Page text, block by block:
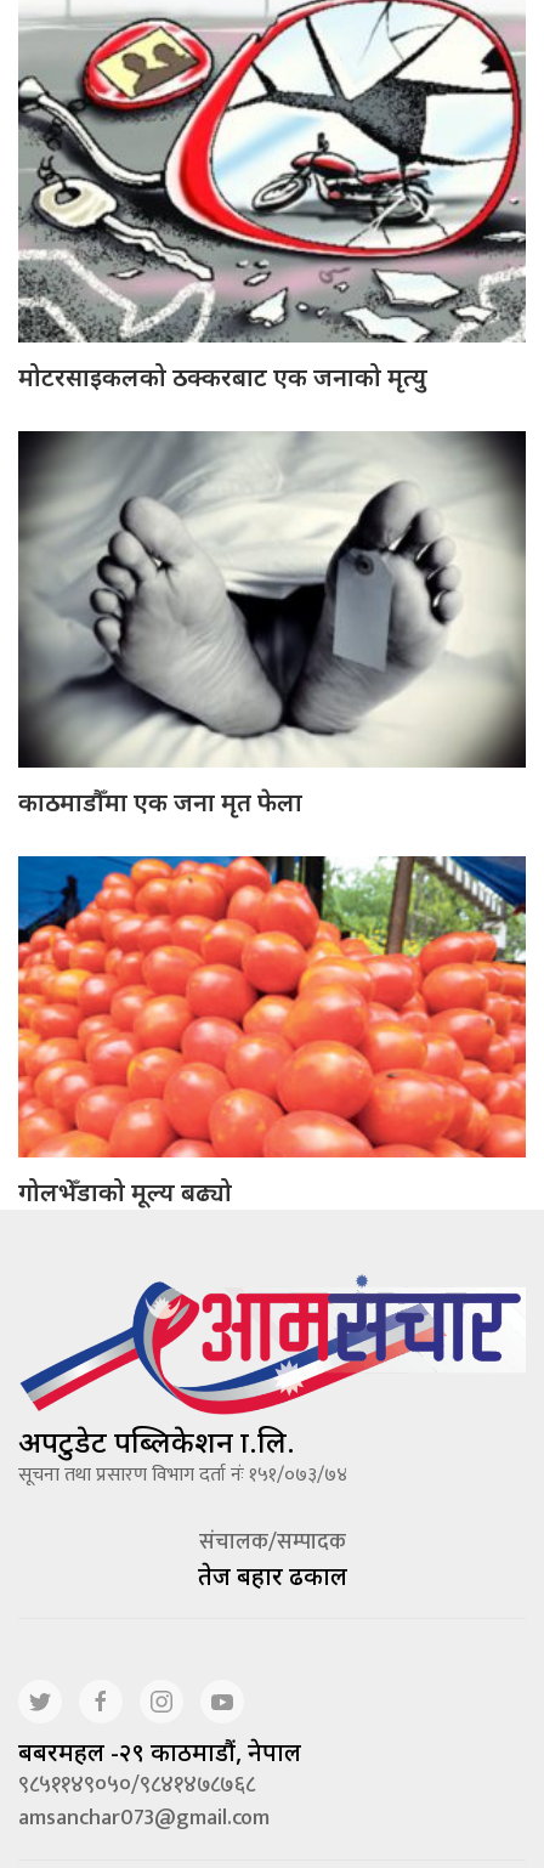
मोटरसाइकलको ठक्करबाट एक जनाको मृत्यु
काठमाडौँमा एक जना मृत फेला
गोलभेँडाको मूल्य बढ्यो
अपटुडेट पब्लिकेशन प्रा.लि.
सूचना तथा प्रसारण विभाग दर्ता नंः १५१/०७३/७४
संचालक/सम्पादक
तेज बहादूर ढकाल
बबरमहल -२९ काठमाडौं, नेपाल
९८५११४९०५०/९८४१४७८७६८
amsanchar073@gmail.com